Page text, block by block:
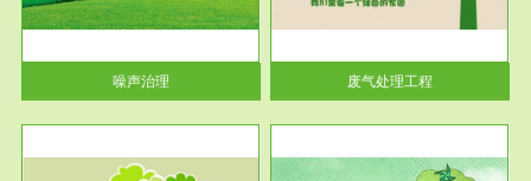
噪声治理 废气处理工程